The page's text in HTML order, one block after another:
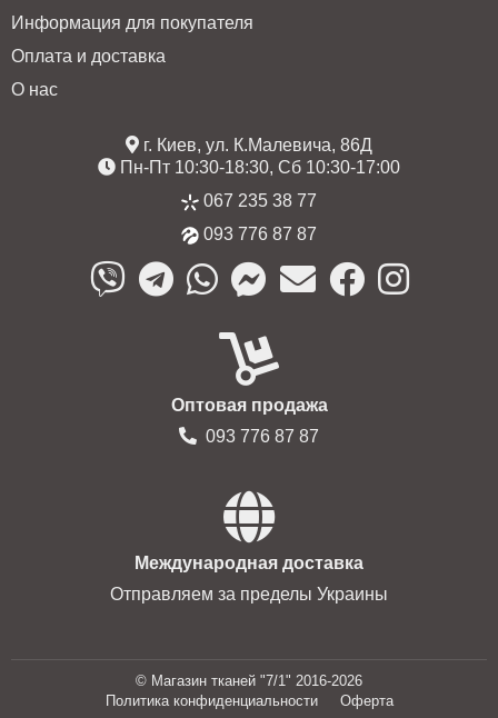
Информация для покупателя
Оплата и доставка
О нас
г. Киев, ул. К.Малевича, 86Д
Пн-Пт 10:30-18:30, Сб 10:30-17:00
067 235 38 77
093 776 87 87
Оптовая продажа
093 776 87 87
Международная доставка
Отправляем за пределы Украины
© Магазин тканей "7/1" 2016-2026
Политика конфиденциальности
Оферта